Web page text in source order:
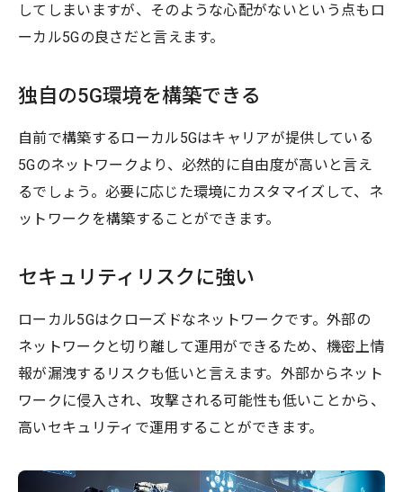
してしまいますが、そのような心配がないという点もロ
ーカル5Gの良さだと言えます。
独自の5G環境を構築できる
自前で構築するローカル5Gはキャリアが提供している
5Gのネットワークより、必然的に自由度が高いと言え
るでしょう。必要に応じた環境にカスタマイズして、ネ
ットワークを構築することができます。
セキュリティリスクに強い
ローカル5Gはクローズドなネットワークです。外部の
ネットワークと切り離して運用ができるため、機密上情
報が漏洩するリスクも低いと言えます。外部からネット
ワークに侵入され、攻撃される可能性も低いことから、
高いセキュリティで運用することができます。